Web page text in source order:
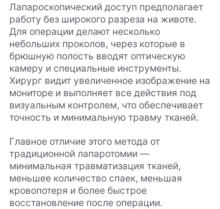
Лапароскопический доступ предполагает
работу без широкого разреза на животе.
Для операции делают несколько
небольших проколов, через которые в
брюшную полость вводят оптическую
камеру и специальные инструменты.
Хирург видит увеличенное изображение на
мониторе и выполняет все действия под
визуальным контролем, что обеспечивает
точность и минимальную травму тканей.
Главное отличие этого метода от
традиционной лапаротомии —
минимальная травматизация тканей,
меньшее количество спаек, меньшая
кровопотеря и более быстрое
восстановление после операции.